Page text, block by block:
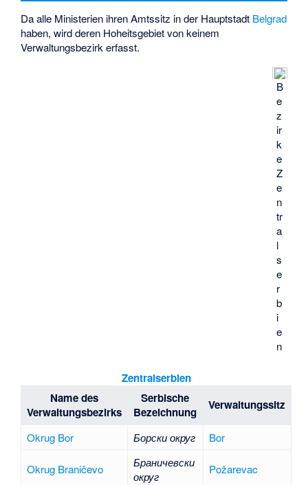
Da alle Ministerien ihren Amtssitz in der Hauptstadt Belgrad
haben, wird deren Hoheitsgebiet von keinem
Verwaltungsbezirk erfasst.
B
e
z
ir
k
e
Z
e
n
tr
a
l
s
e
r
b
i
e
n
Zentralserbien
Name des
Verwaltungsbezirks
Serbische
Bezeichnung
Verwaltungssitz
Okrug Bor Борски округ Bor
Okrug Braničevo
Браничевски
округ
Požarevac